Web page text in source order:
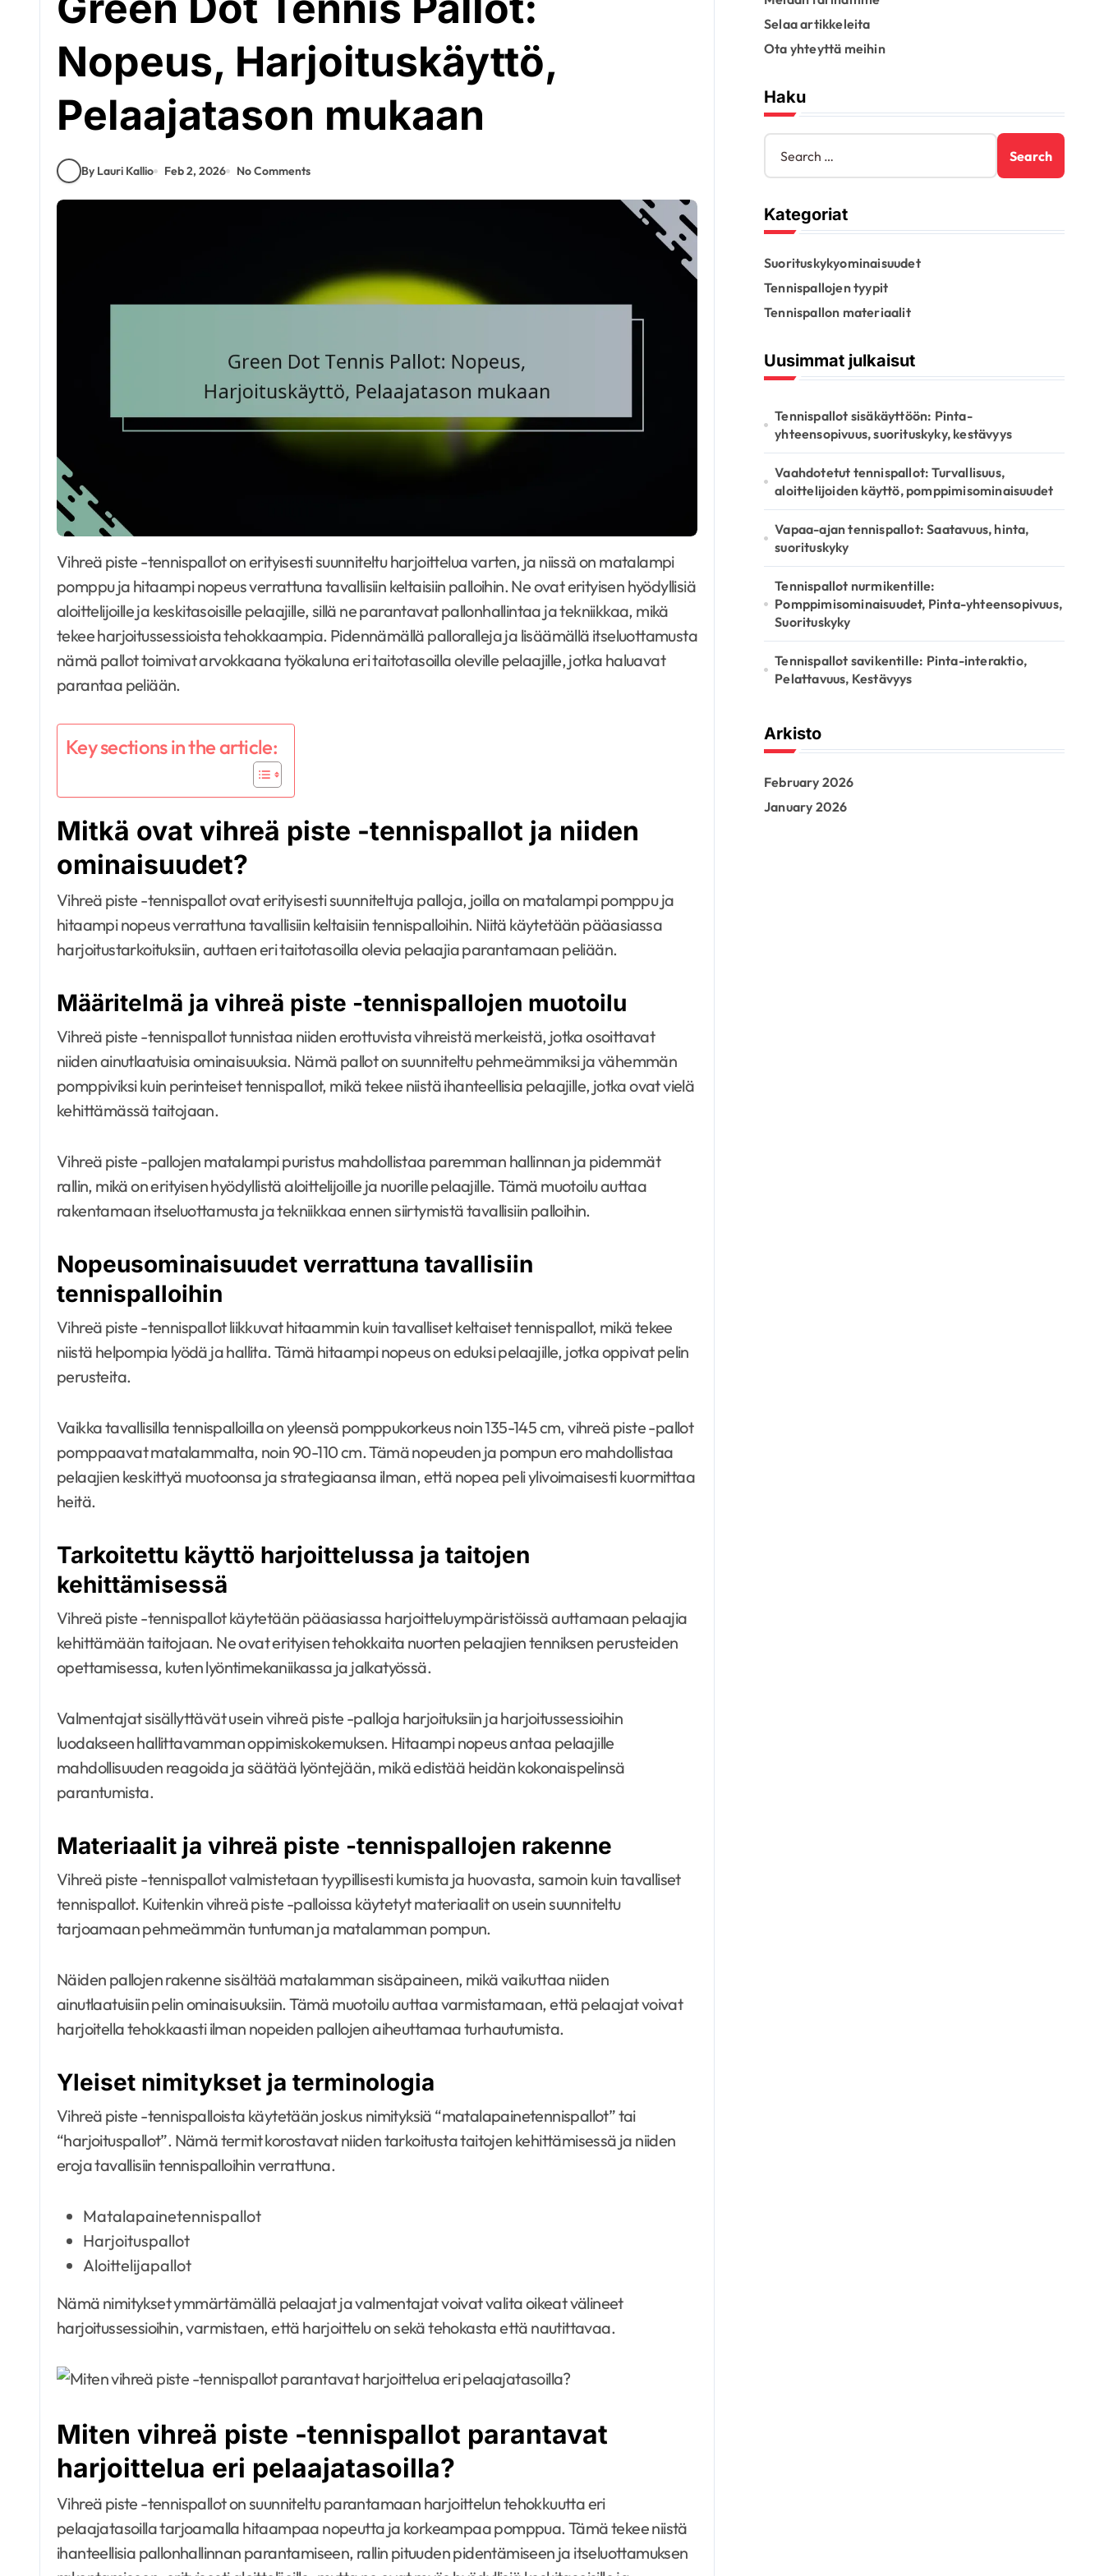
Nopeus, Harjoituskäyttö,
Pelaajatason mukaan
By Lauri Kallio Feb 2, 2026 No Comments
Vihreä piste -tennispallot on erityisesti suunniteltu harjoittelua varten, ja niissä on matalampi
pomppu ja hitaampi nopeus verrattuna tavallisiin keltaisiin palloihin. Ne ovat erityisen hyödyllisiä
aloittelijoille ja keskitasoisille pelaajille, sillä ne parantavat pallonhallintaa ja tekniikkaa, mikä
tekee harjoitussessioista tehokkaampia. Pidennämällä palloralleja ja lisäämällä itseluottamusta
nämä pallot toimivat arvokkaana työkaluna eri taitotasoilla oleville pelaajille, jotka haluavat
parantaa peliään.
Key sections in the article:
Mitkä ovat vihreä piste -tennispallot ja niiden
ominaisuudet?
Vihreä piste -tennispallot ovat erityisesti suunniteltuja palloja, joilla on matalampi pomppu ja
hitaampi nopeus verrattuna tavallisiin keltaisiin tennispalloihin. Niitä käytetään pääasiassa
harjoitustarkoituksiin, auttaen eri taitotasoilla olevia pelaajia parantamaan peliään.
Määritelmä ja vihreä piste -tennispallojen muotoilu
Vihreä piste -tennispallot tunnistaa niiden erottuvista vihreistä merkeistä, jotka osoittavat
niiden ainutlaatuisia ominaisuuksia. Nämä pallot on suunniteltu pehmeämmiksi ja vähemmän
pomppiviksi kuin perinteiset tennispallot, mikä tekee niistä ihanteellisia pelaajille, jotka ovat vielä
kehittämässä taitojaan.
Vihreä piste -pallojen matalampi puristus mahdollistaa paremman hallinnan ja pidemmät
rallin, mikä on erityisen hyödyllistä aloittelijoille ja nuorille pelaajille. Tämä muotoilu auttaa
rakentamaan itseluottamusta ja tekniikkaa ennen siirtymistä tavallisiin palloihin.
Nopeusominaisuudet verrattuna tavallisiin
tennispalloihin
Vihreä piste -tennispallot liikkuvat hitaammin kuin tavalliset keltaiset tennispallot, mikä tekee
niistä helpompia lyödä ja hallita. Tämä hitaampi nopeus on eduksi pelaajille, jotka oppivat pelin
perusteita.
Vaikka tavallisilla tennispalloilla on yleensä pomppukorkeus noin 135-145 cm, vihreä piste -pallot
pomppaavat matalammalta, noin 90-110 cm. Tämä nopeuden ja pompun ero mahdollistaa
pelaajien keskittyä muotoonsa ja strategiaansa ilman, että nopea peli ylivoimaisesti kuormittaa
heitä.
Tarkoitettu käyttö harjoittelussa ja taitojen
kehittämisessä
Vihreä piste -tennispallot käytetään pääasiassa harjoitteluympäristöissä auttamaan pelaajia
kehittämään taitojaan. Ne ovat erityisen tehokkaita nuorten pelaajien tenniksen perusteiden
opettamisessa, kuten lyöntimekaniikassa ja jalkatyössä.
Valmentajat sisällyttävät usein vihreä piste -palloja harjoituksiin ja harjoitussessioihin
luodakseen hallittavamman oppimiskokemuksen. Hitaampi nopeus antaa pelaajille
mahdollisuuden reagoida ja säätää lyöntejään, mikä edistää heidän kokonaispelinsä
parantumista.
Materiaalit ja vihreä piste -tennispallojen rakenne
Vihreä piste -tennispallot valmistetaan tyypillisesti kumista ja huovasta, samoin kuin tavalliset
tennispallot. Kuitenkin vihreä piste -palloissa käytetyt materiaalit on usein suunniteltu
tarjoamaan pehmeämmän tuntuman ja matalamman pompun.
Näiden pallojen rakenne sisältää matalamman sisäpaineen, mikä vaikuttaa niiden
ainutlaatuisiin pelin ominaisuuksiin. Tämä muotoilu auttaa varmistamaan, että pelaajat voivat
harjoitella tehokkaasti ilman nopeiden pallojen aiheuttamaa turhautumista.
Yleiset nimitykset ja terminologia
Vihreä piste -tennispalloista käytetään joskus nimityksiä “matalapainetennispallot” tai
“harjoituspallot”. Nämä termit korostavat niiden tarkoitusta taitojen kehittämisessä ja niiden
eroja tavallisiin tennispalloihin verrattuna.
Matalapainetennispallot
Harjoituspallot
Aloittelijapallot
Nämä nimitykset ymmärtämällä pelaajat ja valmentajat voivat valita oikeat välineet
harjoitussessioihin, varmistaen, että harjoittelu on sekä tehokasta että nautittavaa.
Miten vihreä piste -tennispallot parantavat
harjoittelua eri pelaajatasoilla?
Vihreä piste -tennispallot on suunniteltu parantamaan harjoittelun tehokkuutta eri
pelaajatasoilla tarjoamalla hitaampaa nopeutta ja korkeampaa pomppua. Tämä tekee niistä
ihanteellisia pallonhallinnan parantamiseen, rallin pituuden pidentämiseen ja itseluottamuksen
Selaa artikkeleita
Ota yhteyttä meihin
Haku
S
a
c
h
o
r
:
Kategoriat
Suorituskykyominaisuudet
Tennispallojen tyypit
Tennispallon materiaalit
Uusimmat julkaisut
Tennispallot sisäkäyttöön: Pinta-
yhteensopivuus, suorituskyky, kestävyys
Vaahdotetut tennispallot: Turvallisuus,
aloittelijoiden käyttö, pomppimisominaisuudet
Vapaa-ajan tennispallot: Saatavuus, hinta,
suorituskyky
Tennispallot nurmikentille:
Pomppimisominaisuudet, Pinta-yhteensopivuus,
Suorituskyky
Tennispallot savikentille: Pinta-interaktio,
Pelattavuus, Kestävyys
Arkisto
February 2026
January 2026